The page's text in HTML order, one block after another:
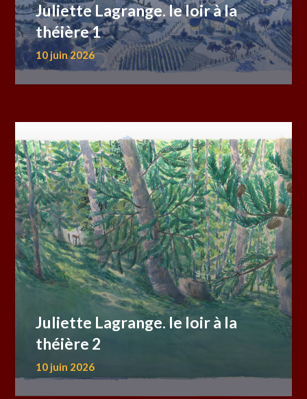
Juliette Lagrange. le loir à la
théière 1
10 juin 2026
Juliette Lagrange. le loir à la
théière 2
10 juin 2026